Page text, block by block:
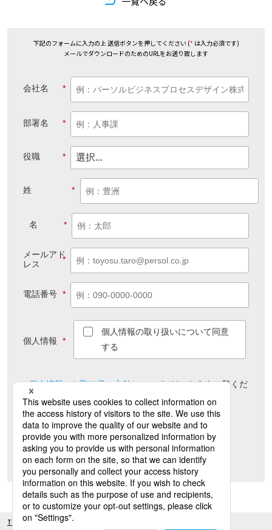
下記のフォームに入力の上 送信ボタンを押してください (* は入力必須です)
メールでダウンロードのためのURLをお送り致します
*
会社名
*
部署名
*
役職
*
姓
*
名
*
メールアド
レス
*
電話番号
*
個人情報
個人情報の取り扱いについて同意
する
個人情報のお取り扱い方針について はこちらをご覧くだ
さい
送信
TOP サービス一覧